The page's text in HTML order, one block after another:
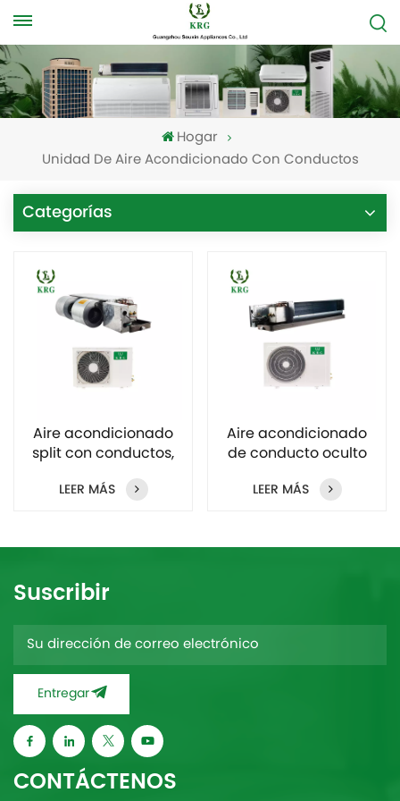
Hogar
Unidad De Aire Acondicionado Con Conductos
Categorías
Aire acondicionado
split con conductos,
18000 Btu, 1.5
toneladas
LEER MÁS
Aire acondicionado
de conducto oculto
en el techo 48000Btu
LEER MÁS
Suscribir
Entregar
CONTÁCTENOS